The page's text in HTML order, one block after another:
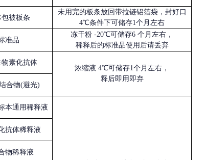
被板条
未用完的板条放回带拉链铝箔袋，封好口
4℃条件下可储存1个月左右
准品
冻干粉 -20℃可储存6 个月左右，
稀释后的标准品使用后请丢弃
素化抗体
浓缩液 4℃可储存1个月左右，
释后即用即弃
合物(避光)
本通用稀释液
抗体稀释液
物稀释液